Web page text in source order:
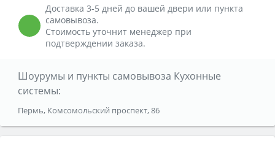
Доставка 3-5 дней до вашей двери или пункта
самовывоза.
Стоимость уточнит менеджер при
подтверждении заказа.
Шоурумы и пункты самовывоза Кухонные
системы:
Пермь, Комсомольский проспект, 86